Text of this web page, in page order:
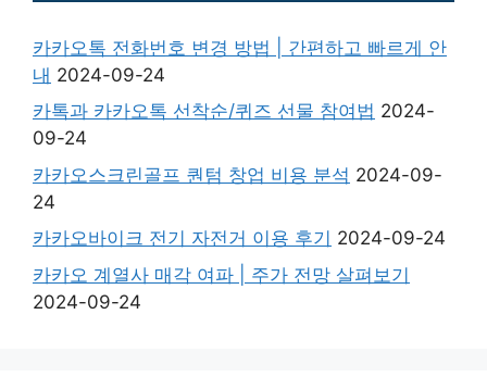
카카오톡 전화번호 변경 방법 | 간편하고 빠르게 안
내 2024-09-24
카톡과 카카오톡 선착순/퀴즈 선물 참여법 2024-
09-24
카카오스크린골프 퀀텀 창업 비용 분석 2024-09-
24
카카오바이크 전기 자전거 이용 후기 2024-09-24
카카오 계열사 매각 여파 | 주가 전망 살펴보기
2024-09-24